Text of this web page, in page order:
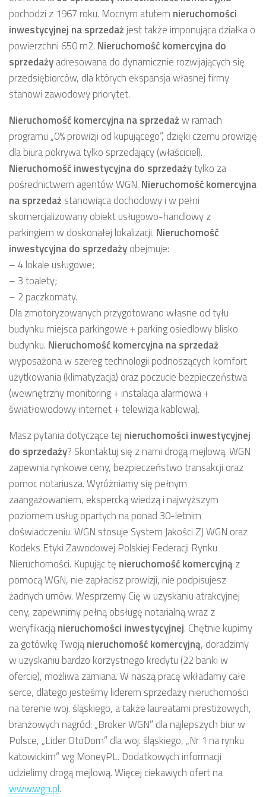
pochodzi z 1967 roku. Mocnym atutem nieruchomości
inwestycyjnej na sprzedażjest także imponująca działka o
powierzchni 650 m2. Nieruchomość komercyjnado
sprzedażyadresowana do dynamicznie rozwijających się
przedsiębiorców, dla których ekspansja własnej firmy
stanowi zawodowy priorytet.
Nieruchomość komercyjnana sprzedażw ramach
programu „0% prowizji od kupującego”, dzięki czemu prowizję
dla biura pokrywa tylko sprzedający (właściciel).
Nieruchomość inwestycyjnado sprzedażytylko za
pośrednictwem agentów WGN. Nieruchomość komercyjna
na sprzedaż stanowiąca dochodowy i w pełni
skomercjalizowany obiekt usługowo-handlowy z
parkingiem w doskonałej lokalizacji. Nieruchomość
inwestycyjnado sprzedażyobejmuje:
– 4 lokale usługowe;
– 3 toalety;
– 2 paczkomaty.
Dla zmotoryzowanych przygotowano własne od tyłu
budynku miejsca parkingowe + parking osiedlowy blisko
budynku. Nieruchomość komercyjnana sprzedaż
wyposażona w szereg technologii podnoszących komfort
użytkowania (klimatyzacja) oraz poczucie bezpieczeństwa
(wewnętrzny monitoring + instalacja alarmowa +
światłowodowy internet + telewizja kablowa).
Masz pytania dotyczące tej nieruchomości inwestycyjnej
do sprzedaży? Skontaktuj się z nami drogą mejlową. WGN
zapewnia rynkowe ceny, bezpieczeństwo transakcji oraz
pomoc notariusza. Wyróżniamy się pełnym
zaangażowaniem, ekspercką wiedzą i najwyższym
poziomem usług opartych na ponad 30-letnim
doświadczeniu. WGN stosuje System Jakości ZJ WGN oraz
Kodeks Etyki Zawodowej Polskiej Federacji Rynku
Nieruchomości. Kupując tę nieruchomość komercyjną z
pomocą WGN, nie zapłacisz prowizji, nie podpisujesz
żadnych umów. Wesprzemy Cię w uzyskaniu atrakcyjnej
ceny, zapewnimy pełną obsługę notarialną wraz z
weryfikacjąnieruchomości inwestycyjnej. Chętnie kupimy
za gotówkę Twojąnieruchomość komercyjną, doradzimy
w uzyskaniu bardzo korzystnego kredytu (22 banki w
ofercie), możliwa zamiana. W naszą pracę wkładamy całe
serce, dlatego jesteśmy liderem sprzedaży nieruchomości
na terenie woj. śląskiego, a także laureatami prestiżowych,
branżowych nagród: „Broker WGN” dla najlepszych biur w
Polsce, „Lider OtoDom” dla woj. śląskiego, „Nr 1 na rynku
katowickim” wg MoneyPL. Dodatkowych informacji
udzielimy drogą mejlową. Więcej ciekawych ofert na
www.wgn.pl.